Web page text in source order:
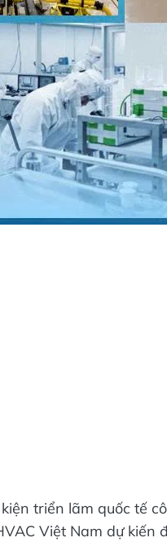
triển lãm quốc tế
Việt Nam dự